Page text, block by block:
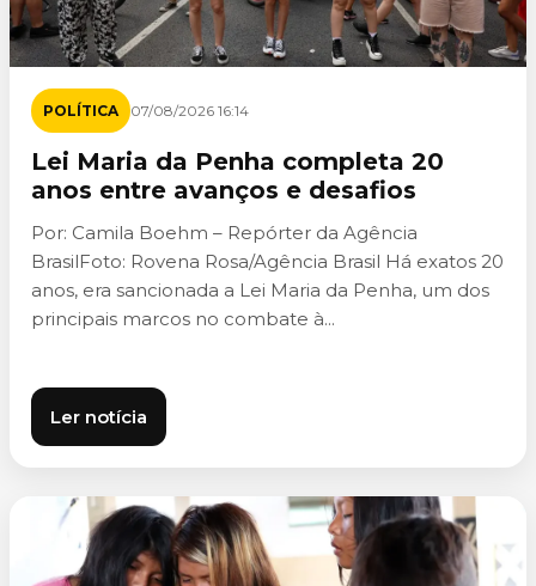
POLÍTICA 07/08/2026 16:14
Lei Maria da Penha completa 20
anos entre avanços e desafios
Por: Camila Boehm – Repórter da Agência
BrasilFoto: Rovena Rosa/Agência Brasil Há exatos 20
anos, era sancionada a Lei Maria da Penha, um dos
principais marcos no combate à...
Ler notícia